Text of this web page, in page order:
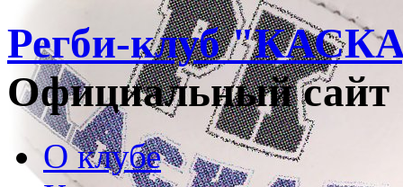
Регби-клуб
Официальный сайт
О клубе